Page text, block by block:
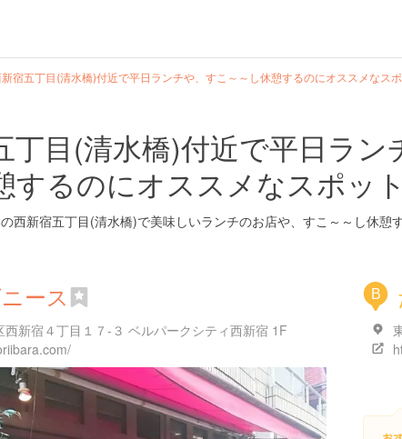
宿五丁目(清水橋)付近で平日ランチや、すこ～～し休憩するのにオススメなス
丁目(清水橋)付近で平日ラン
するのにオススメなスポッ
西新宿五丁目(清水橋)で美味しいランチのお店や、すこ～～し休憩
ース
西新宿４丁目１７-３ ベルパークシティ西新宿 1F
B